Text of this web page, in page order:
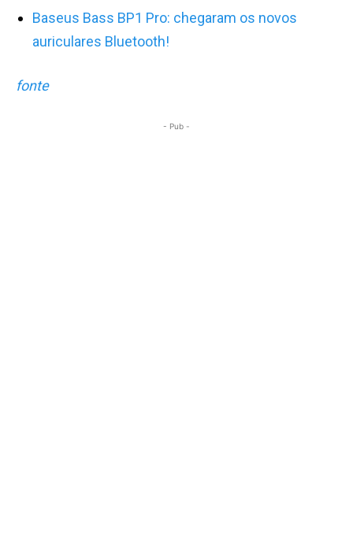
Baseus Bass BP1 Pro: chegaram os novos
auriculares Bluetooth!
fonte
- Pub -